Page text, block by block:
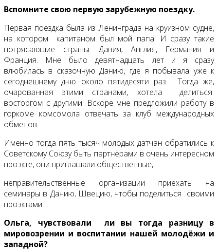
Вспомните свою первую зарубежную поездку.
Первая поездка была из Ленинграда на круизном судне,
на котором капитаном был мой папа. И сразу такие
потрясающие страны: Дания, Англия, Германия и
Франция. Мне было девятнадцать лет и я сразу
влюбилась в сказочную Данию, где я побывала уже к
сегоднешнему дню около пятидесяти раз. Тогда же,
очарованная этими странами, хотела делиться
восторгом с другими. Вскоре мне предложили работу в
горкоме комсомола отвечать за клуб международных
обменов.
Именно тогда пять тысяч молодых датчан обратились к
Советскому Союзу быть партнёрами в очень интересном
проэкте, они приглашали общественные,
неправительственные организации приехать на
семинары в Данию, Швецию, чтобы поделиться своими
проэктами.
Ольга, чувствовали ли вы тогда разницу в
мировозрении и воспитании нашей молодёжи и
западной?